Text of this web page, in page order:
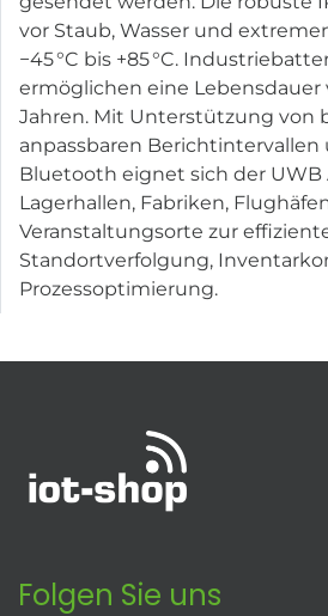
vor Staub, Wasser und
−45 °C bis +85 °C.
ermöglichen eine Lebensdauer
Jahren. Mit Unterstützung von
anpassbaren Berichtintervallen
Bluetooth eignet sich der UWB
Lagerhallen, Fabriken,
Veranstaltungsorte zur
Standortverfolgung,
Prozessoptimierung.
Folgen Sie uns